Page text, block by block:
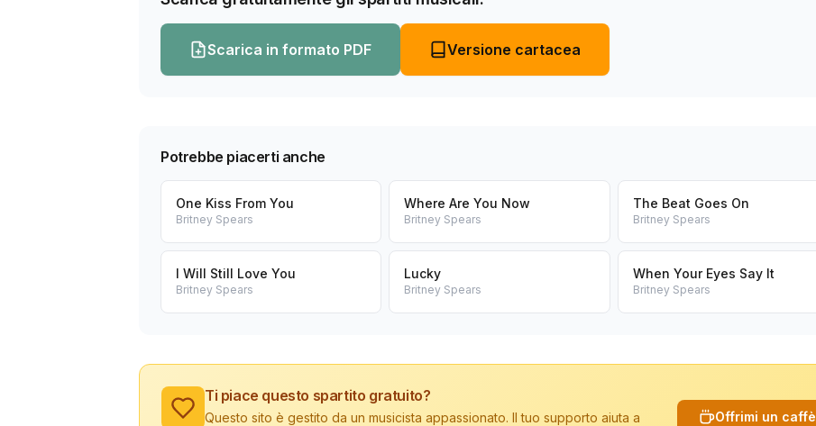
Scarica in formato PDF Versione cartacea
Potrebbe piacerti anche
One Kiss From You
Britney Spears
Where Are You Now
Britney Spears
The Beat Goes On
Britney Spears
I Will Still Love You
Britney Spears
Lucky
Britney Spears
When Your Eyes Say It
Britney Spears
Ti piace questo spartito gratuito?
Questo sito è gestito da un musicista appassionato. Il tuo supporto aiuta a
Offrimi un caffè